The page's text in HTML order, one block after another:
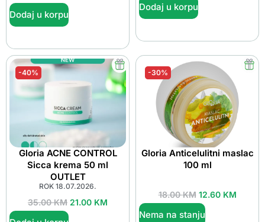
Dodaj u korpu
Dodaj u korpu
-40%
Gloria ACNE CONTROL
Sicca krema 50 ml
OUTLET
ROK 18.07.2026.
35.00KM 21.00 KM
-30%
Gloria Anticelulitni maslac
100 ml
18.00KM 12.60 KM
Nema na stanju